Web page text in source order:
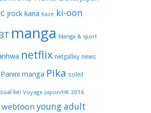
jrock kana Kaze ki-oon
manga Manga & sport
netflix netgalley news
Panini manga Pika soleil
kei Voyage Japon/HK 2016
webtoon young adult